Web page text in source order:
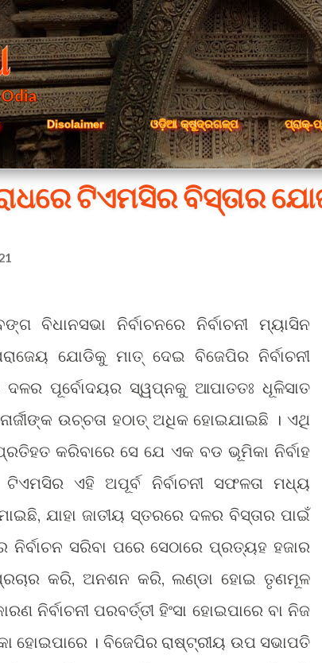
Skip to main content
Disclaimer ଓଡ଼ିଆ କ୍ଷୁଦ୍ରଗଳ୍ପ ପ୍ରାକ୍-
ଟିଏମସିର ବିସ୍ତାର
ବିଧାନସଭା ନିର୍ବାଚନରେ ନିର୍ବାଚନୀ ମ୍ୟାସିନ
ଯୋଡିକୁ ମାତ୍ ଦେଇ ବିଜେପିର ନିର୍ବାଚନୀ
ପୂର୍ବୋଦୟର ସ୍ୱପ୍ନକୁ ଆପାତତଃ ଧୂଳିସାତ
ଉଚ୍ଚତା ହଠାତ୍ ଅଧିକ ହୋଇଯାଇଛି । ଏଥି
କରିବାରେ ସେ ଯେ ଏକ ବଡ ଭୂମିକା ନିର୍ବାହ
ଏହି ଅପୂର୍ବ ନିର୍ବାଚନୀ ସଫଳତା ମଧ୍ୟ
ଯାହା ଜାତୀୟ ସ୍ତରରେ ଦଳର ବିସ୍ତାର ପାଇଁ
ସରିବା ପରେ ସେଠାରେ ପ୍ରତ୍ୟହ ହଜାର
ପ୍ରଚାର କରି, ଅନଶନ କରି, ଲଣ୍ଡା ହୋଇ ତୃଣମୂଳ
ନିର୍ବାଚନୀ ପରବର୍ତ୍ତୀ ହିଂସା ହୋଇପାରେ ବା ନିଜ
। ବିଜେପିର ରାଷ୍ଟ୍ରୀୟ ଉପ ସଭାପତି